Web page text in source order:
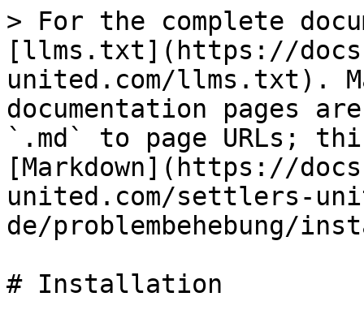
> For the complete
[llms.txt](https://
united.com/llms.txt).
documentation pages
`.md` to page URLs;
[Markdown](https://
united.com/settlers-
de/problembehebung/
# Installation